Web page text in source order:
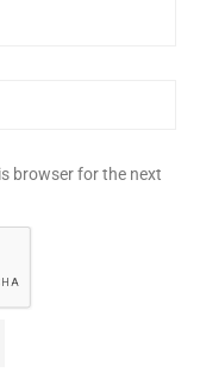
browser for the next